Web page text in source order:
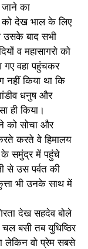
जाने का
को देख भाल के लिए
उसके बाद सभी
व महासागरो को
वहा पहुंचकर
किया था कि
धनुष और
ही किया।
को सोचा और
करते वे हिमालय
के समुंद्र में पहुंचे
से उस पर्वत की
भी उनके साथ में
देख सहदेव बोले
चल बसी तब युधिष्ठिर
लेकिन वो प्रेम सबसे